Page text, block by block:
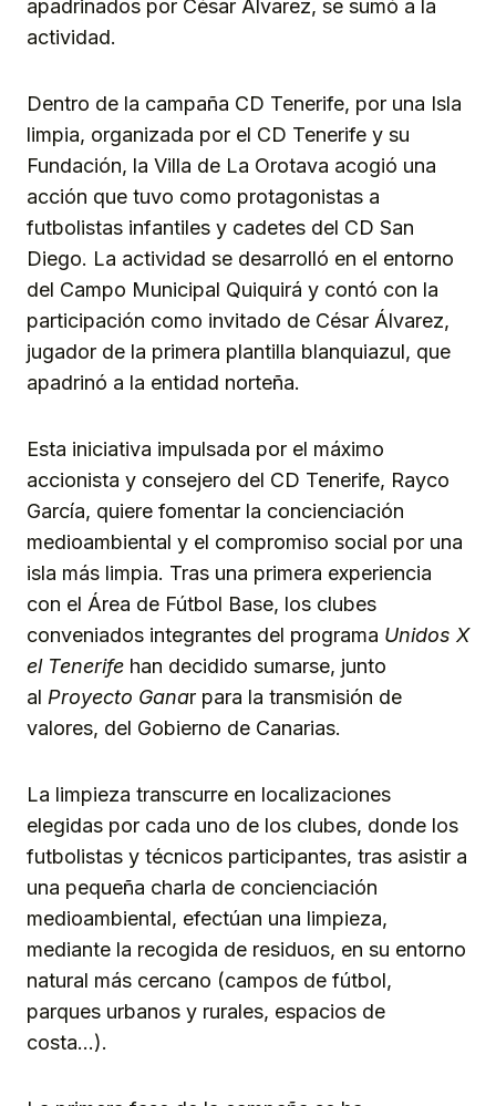
apadrinados por César Álvarez, se sumó a la
actividad.
Dentro de la campaña CD Tenerife, por una Isla
limpia, organizada por el CD Tenerife y su
Fundación, la Villa de La Orotava acogió una
acción que tuvo como protagonistas a
futbolistas infantiles y cadetes del CD San
Diego. La actividad se desarrolló en el entorno
del Campo Municipal Quiquirá y contó con la
participación como invitado de César Álvarez,
jugador de la primera plantilla blanquiazul, que
apadrinó a la entidad norteña.
Esta iniciativa impulsada por el máximo
accionista y consejero del CD Tenerife, Rayco
García, quiere fomentar la concienciación
medioambiental y el compromiso social por una
isla más limpia. Tras una primera experiencia
con el Área de Fútbol Base, los clubes
conveniados integrantes del programa Unidos X
el Tenerife han decidido sumarse, junto
al Proyecto Ganar para la transmisión de
valores, del Gobierno de Canarias.
La limpieza transcurre en localizaciones
elegidas por cada uno de los clubes, donde los
futbolistas y técnicos participantes, tras asistir a
una pequeña charla de concienciación
medioambiental, efectúan una limpieza,
mediante la recogida de residuos, en su entorno
natural más cercano (campos de fútbol,
parques urbanos y rurales, espacios de
costa…).